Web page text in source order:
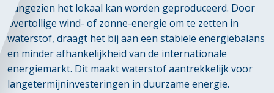
aangezien het lokaal kan worden geproduceerd. Door
overtollige wind- of zonne-energie om te zetten in
waterstof, draagt het bij aan een stabiele energiebalans
en minder afhankelijkheid van de internationale
energiemarkt. Dit maakt waterstof aantrekkelijk voor
langetermijninvesteringen in duurzame energie.